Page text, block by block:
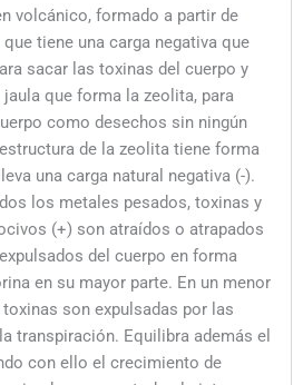
volcánico, formado a partir de
tiene una carga negativa que
sacar las toxinas del cuerpo y
que forma la zeolita, para
como desechos sin ningún
de la zeolita tiene forma
una carga natural negativa (-).
los metales pesados, toxinas y
(+) son atraídos o atrapados
del cuerpo en forma
en su mayor parte. En un menor
son expulsadas por las
transpiración. Equilibra además el
con ello el crecimiento de